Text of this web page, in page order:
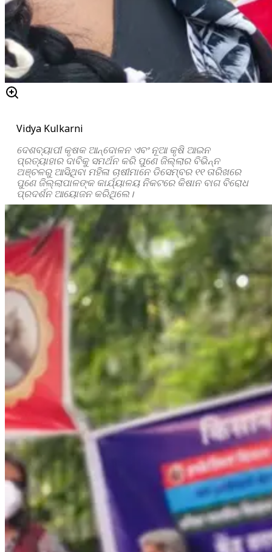
Vidya Kulkarni
ଦେଶବ୍ୟାପୀ କୃଷକ ଆନ୍ଦୋଳନ ଏବଂ ନୂଆ କୃଷି ଆଇନ
ପ୍ରତ୍ୟାହାର ଦାବିକୁ ସମର୍ଥନ କରି ପୁଣେ ଜିଲ୍ଲାର ବିଭିନ୍ନ
ଅଞ୍ଚଳରୁ ଆସିଥିବା ମହିଳା ଚାଷୀମାନେ ଡିସେମ୍ବର ୧୧ ତାରିଖରେ
ପୁଣେ ଜିଲ୍ଲାପାଳଙ୍କ କାର୍ଯ୍ୟାଳୟ ନିକଟରେ କିଷାନ ବାଗ ବିରୋଧ
ପ୍ରଦର୍ଶନ ଆୟୋଜନ କରିଥିଲେ।